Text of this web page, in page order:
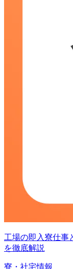
工場の即入寮仕事
を徹底解説
寮・社宅情報